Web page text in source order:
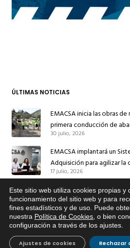
ÚLTIMAS NOTICIAS
EMACSA inicia las obras
primera conducción de
el suministro de agua de
30 julio, 2026
EMACSA implantará un
Adquisición para agilizar
sus redes e instalaciones
17 julio, 2026
EMACSA inicia hoy las
abastecimiento y una red
Ingeniero Ruiz de Azúa
13 julio, 2026
Caracterización ZA
2026
Este sitio web utiliza cookies propias
funcionamiento del sitio web y para
fines estadísticos y de uso. Puede
nuestra Política de Cookies , o bien
configuración a través de los ajustes
Rechazar
Ajustes de cookies
Si